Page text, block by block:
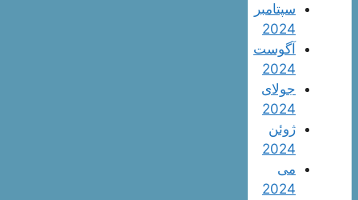
سپتامبر
2024
آگوست
2024
جولای
2024
ژوئن
2024
می
2024